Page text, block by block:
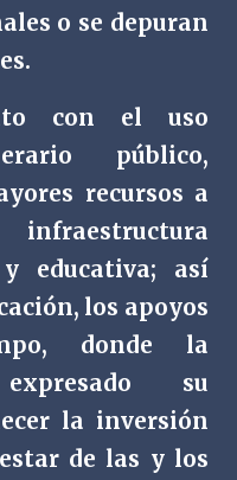
o se depuran
con el uso
público,
recursos a
educativa; así
los apoyos
donde la
su
la inversión
de las y los